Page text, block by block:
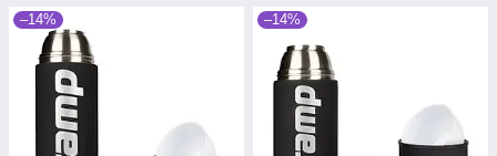
–14% –14%